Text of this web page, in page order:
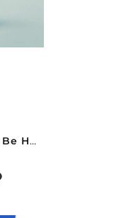
I Want You to Be Happy